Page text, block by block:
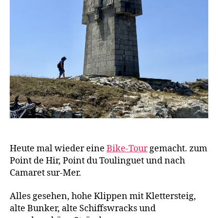
Heute mal wieder eine Bike-Tourgemacht. zum
Point de Hir, Point du Toulinguet und nach
Camaret sur-Mer.
Alles gesehen, hohe Klippen mit Klettersteig,
alte Bunker, alte Schiffswracks und